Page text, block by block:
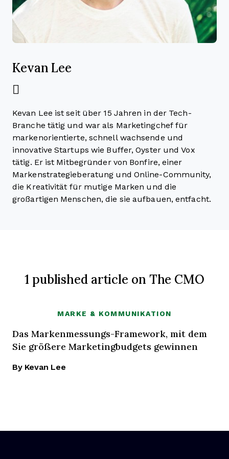
Kevan Lee
Kevan Lee ist seit über 15 Jahren in der Tech-
Branche tätig und war als Marketingchef für
markenorientierte, schnell wachsende und
innovative Startups wie Buffer, Oyster und Vox
tätig. Er ist Mitbegründer von Bonfire, einer
Markenstrategieberatung und Online-Community,
die Kreativität für mutige Marken und die
großartigen Menschen, die sie aufbauen, entfacht.
1 published article on The CMO
MARKE & KOMMUNIKATION
Das Markenmessungs-Framework, mit dem
Sie größere Marketingbudgets gewinnen
By Kevan Lee